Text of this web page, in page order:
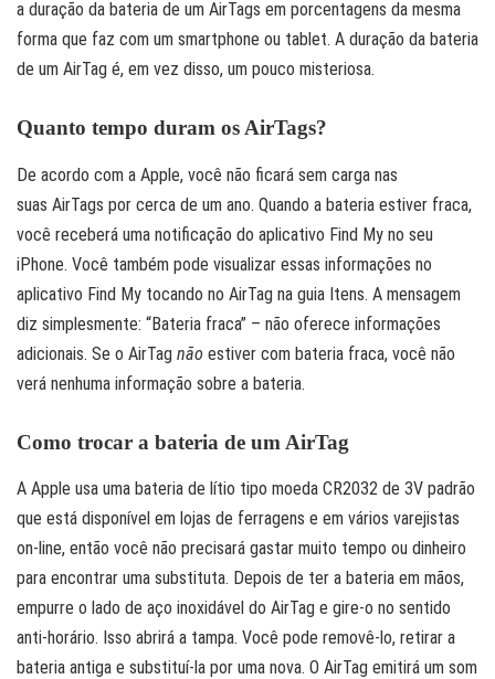
a duração da bateria de um AirTags em porcentagens da mesma
forma que faz com um smartphone ou tablet. A duração da bateria
de um AirTag é, em vez disso, um pouco misteriosa.
Quanto tempo duram os AirTags?
De acordo com a Apple, você não ficará sem carga nas
suas AirTags por cerca de um ano. Quando a bateria estiver fraca,
você receberá uma notificação do aplicativo Find My no seu
iPhone. Você também pode visualizar essas informações no
aplicativo Find My tocando no AirTag na guia Itens. A mensagem
diz simplesmente: “Bateria fraca” – não oferece informações
adicionais. Se o AirTag não estiver com bateria fraca, você não
verá nenhuma informação sobre a bateria.
Como trocar a bateria de um AirTag
A Apple usa uma bateria de lítio tipo moeda CR2032 de 3V padrão
que está disponível em lojas de ferragens e em vários varejistas
on-line, então você não precisará gastar muito tempo ou dinheiro
para encontrar uma substituta. Depois de ter a bateria em mãos,
empurre o lado de aço inoxidável do AirTag e gire-o no sentido
anti-horário. Isso abrirá a tampa. Você pode removê-lo, retirar a
bateria antiga e substituí-la por uma nova. O AirTag emitirá um som